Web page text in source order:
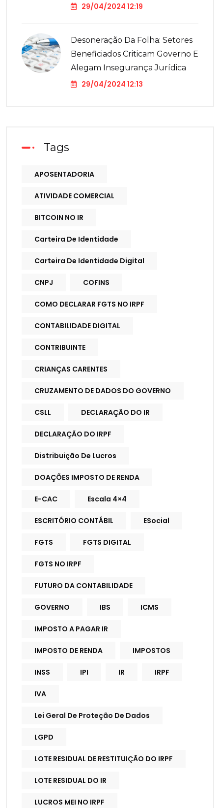
29/04/2024 12:19
Desoneração Da Folha: Setores
Beneficiados Criticam Governo E
Alegam Insegurança Jurídica
29/04/2024 12:13
Tags
APOSENTADORIA
ATIVIDADE COMERCIAL
BITCOIN NO IR
Carteira De Identidade
Carteira De Identidade Digital
CNPJ COFINS
COMO DECLARAR FGTS NO IRPF
CONTABILIDADE DIGITAL
CONTRIBUINTE
CRIANÇAS CARENTES
CRUZAMENTO DE DADOS DO GOVERNO
CSLL DECLARAÇÃO DO IR
DECLARAÇÃO DO IRPF
Distribuição De Lucros
DOAÇÕES IMPOSTO DE RENDA
E-CAC Escala 4×4
ESCRITÓRIO CONTÁBIL ESocial
FGTS FGTS DIGITAL
FGTS NO IRPF
FUTURO DA CONTABILIDADE
GOVERNO IBS ICMS
IMPOSTO A PAGAR IR
IMPOSTO DE RENDA IMPOSTOS
INSS IPI IR IRPF
IVA
Lei Geral De Proteção De Dados
LGPD
LOTE RESIDUAL DE RESTITUIÇÃO DO IRPF
LOTE RESIDUAL DO IR
LUCROS MEI NO IRPF